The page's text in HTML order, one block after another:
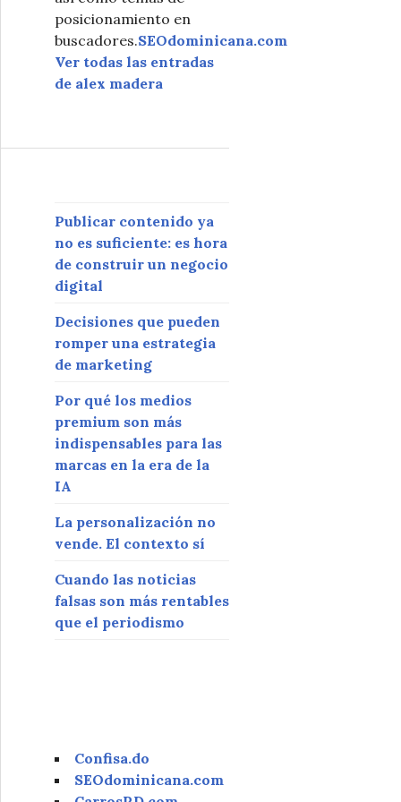
posicionamiento en
buscadores.SEOdominicana.com
Ver todas las entradas
de alex madera
Publicar contenido ya
no es suficiente: es hora
de construir un negocio
digital
Decisiones que pueden
romper una estrategia
de marketing
Por qué los medios
premium son más
indispensables para las
marcas en la era de la
IA
La personalización no
vende. El contexto sí
Cuando las noticias
falsas son más rentables
que el periodismo
Confisa.do
SEOdominicana.com